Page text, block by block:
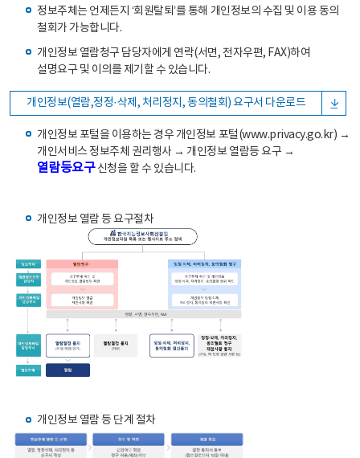
정보주체는 언제든지 ‘회원탈퇴’를 통해 개인정보의 수집 및 이용 동의
철회가 가능합니다.
개인정보 열람청구 담당자에게 연락(서면, 전자우편, FAX)하여
설명요구 및 이의를 제기할 수 있습니다.
개인정보(열람,정정·삭제, 처리정지, 동의철회) 요구서 다운로드
개인정보 포털을 이용하는 경우 개인정보 포털(www.privacy.go.kr) →
개인서비스 정보주체 권리행사 → 개인정보 열람등 요구 →
열람등요구신청을 할 수 있습니다.
개인정보 열람 등 요구절차
개인정보 열람 등 단계 절차